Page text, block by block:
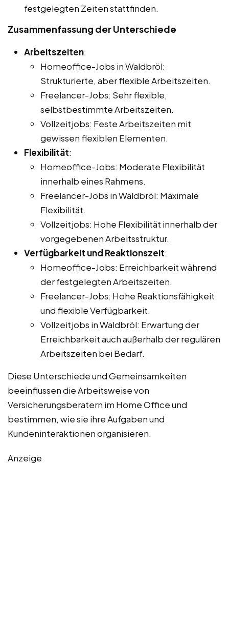
festgelegten Zeiten stattfinden.
Zusammenfassung der Unterschiede
Arbeitszeiten:
Homeoffice-Jobs in Waldbröl:
Strukturierte, aber flexible Arbeitszeiten.
Freelancer-Jobs: Sehr flexible,
selbstbestimmte Arbeitszeiten.
Vollzeitjobs: Feste Arbeitszeiten mit
gewissen flexiblen Elementen.
Flexibilität:
Homeoffice-Jobs: Moderate Flexibilität
innerhalb eines Rahmens.
Freelancer-Jobs in Waldbröl: Maximale
Flexibilität.
Vollzeitjobs: Hohe Flexibilität innerhalb der
vorgegebenen Arbeitsstruktur.
Verfügbarkeit und Reaktionszeit:
Homeoffice-Jobs: Erreichbarkeit während
der festgelegten Arbeitszeiten.
Freelancer-Jobs: Hohe Reaktionsfähigkeit
und flexible Verfügbarkeit.
Vollzeitjobs in Waldbröl: Erwartung der
Erreichbarkeit auch außerhalb der regulären
Arbeitszeiten bei Bedarf.
Diese Unterschiede und Gemeinsamkeiten
beeinflussen die Arbeitsweise von
Versicherungsberatern im Home Office und
bestimmen, wie sie ihre Aufgaben und
Kundeninteraktionen organisieren.
Anzeige